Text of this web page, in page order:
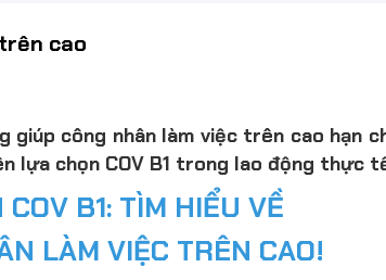
cao
giúp công nhân làm việc trên cao hạn
lựa chọn COV B1 trong lao động thực
B1: TÌM HIỂU VỀ
LÀM VIỆC TRÊN CAO!